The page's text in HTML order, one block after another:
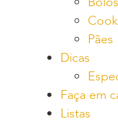
Pães
Dicas
Faça em
Listas